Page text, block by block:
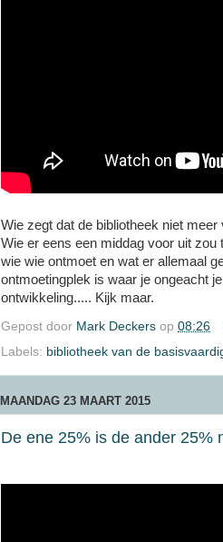
Wie zegt dat de bibliotheek niet
Wie er eens een middag voor uit
wie wie ontmoet en wat er allemaal
ontmoetingplek is waar je ongeacht
ontwikkeling..... Kijk maar.
Gepost door Mark Deckers op 08:26
Labels: bibliotheek van de
MAANDAG 23 MAART 2015
De ene 25% is de ander 25%